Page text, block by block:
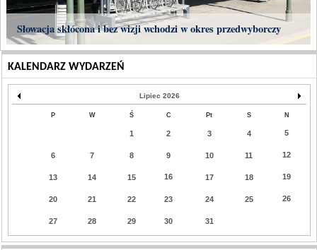
Słowacja skłócona i bez wizji wchodzi w okres przedwyborczy
KALENDARZ WYDARZEŃ
Lipiec 2026
P W Ś C Pt S N
1 2 3 4 5
6 7 8 9 10 11 12
13 14 15 16 17 18 19
20 21 22 23 24 25 26
27 28 29 30 31